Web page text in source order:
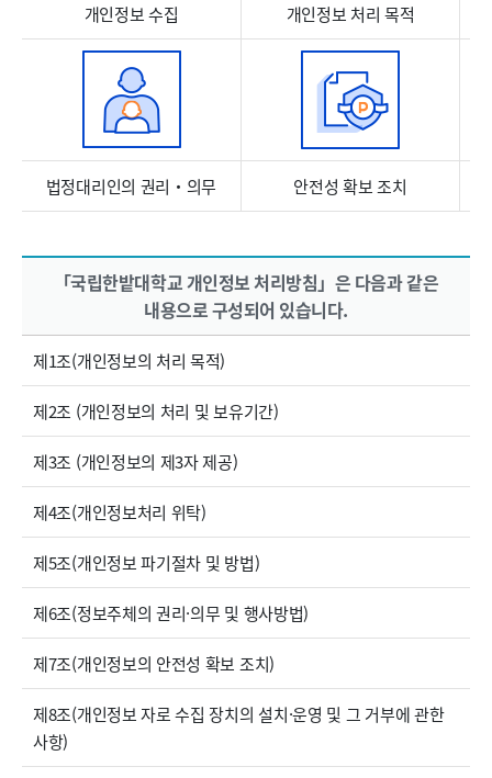
개인정보 수집 개인정보 처리 목적
법정대리인의 권리‧의무 안전성 확보 조치
「국립한밭대학교 개인정보 처리방침」은 다음과 같은
내용으로 구성되어 있습니다.
제1조(개인정보의 처리 목적)
제2조 (개인정보의 처리 및 보유기간)
제3조 (개인정보의 제3자 제공)
제4조(개인정보처리 위탁)
제5조(개인정보 파기절차 및 방법)
제6조(정보주체의 권리·의무 및 행사방법)
제7조(개인정보의 안전성 확보 조치)
제8조(개인정보 자로 수집 장치의 설치·운영 및 그 거부에 관한
사항)